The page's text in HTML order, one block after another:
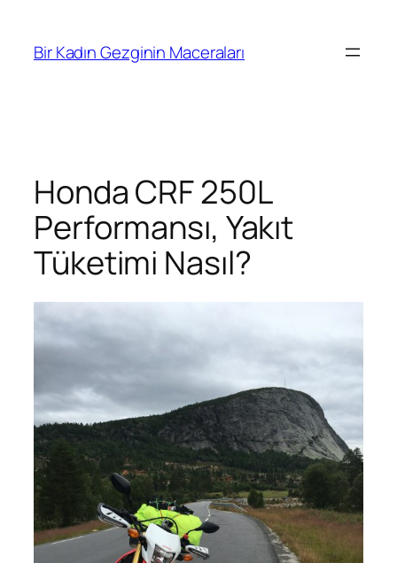
Bir Kadın Gezginin Maceraları
Honda CRF 250L
Performansı, Yakıt
Tüketimi Nasıl?